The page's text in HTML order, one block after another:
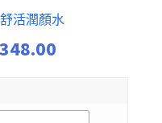
活潤顏水
348.00
$ 18.00